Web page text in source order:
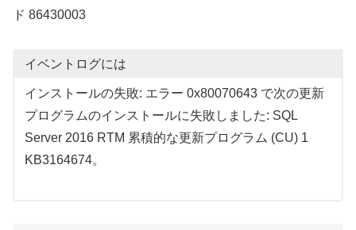
ド 86430003
イベントログには
インストールの失敗: エラー 0x80070643 で次の更新
プログラムのインストールに失敗しました: SQL
Server 2016 RTM 累積的な更新プログラム (CU) 1
KB3164674。